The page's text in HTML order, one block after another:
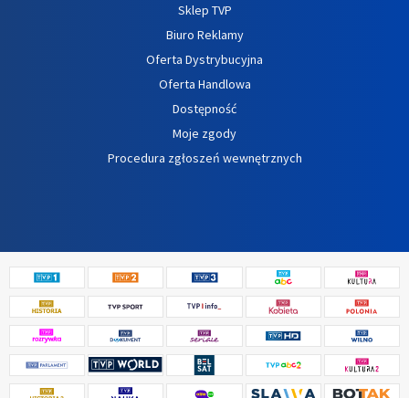
Sklep TVP
Biuro Reklamy
Oferta Dystrybucyjna
Oferta Handlowa
Dostępność
Moje zgody
Procedura zgłoszeń wewnętrznych